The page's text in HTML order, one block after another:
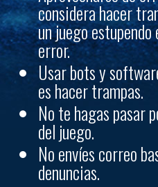
considera hacer
un juego
error.
Usar bots y
es hacer trampas.
No te hagas pasar
del juego.
No envíes correo
denuncias.